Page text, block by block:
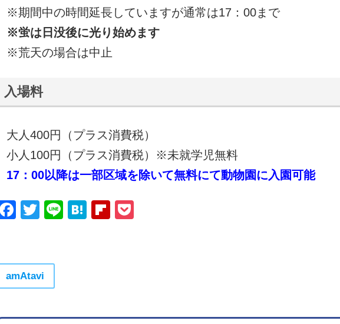
※期間中の時間延長していますが通常は17：00まで
※蛍は日没後に光り始めます
※荒天の場合は中止
入場料
大人400円（プラス消費税）
小人100円（プラス消費税）※未就学児無料
17：00以降は一部区域を除いて無料にて動物園に入園可能
Facebook
Twitter
LineHatenaFlipboard
amAtavi